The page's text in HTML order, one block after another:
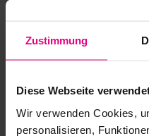
Zustimmung
Diese Webseite
Wir verwenden Cookies,
personalisieren,